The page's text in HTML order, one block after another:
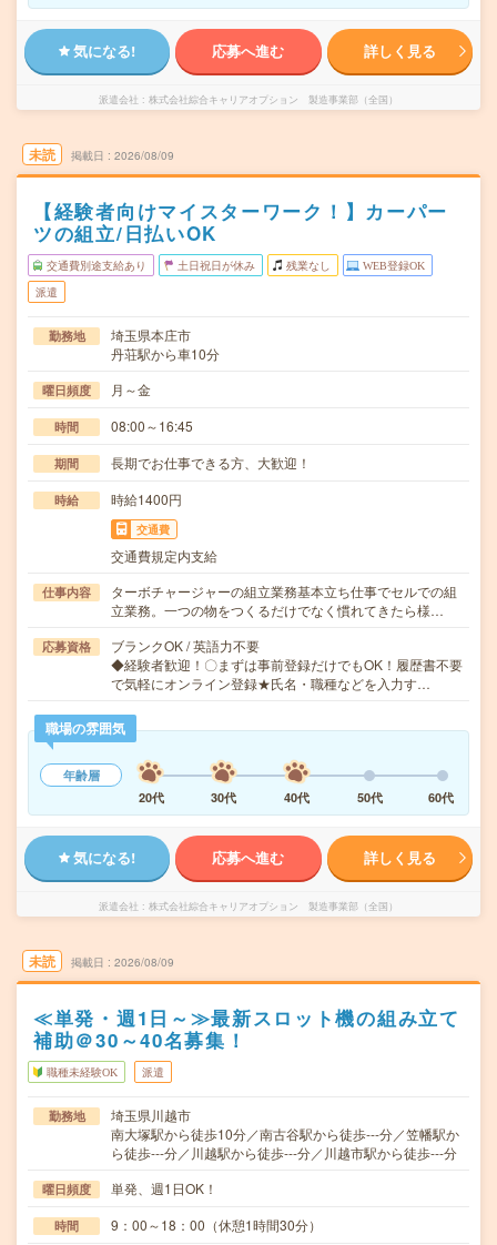
気になる! 応募へ進む 詳しく見る
派遣会社 株式会社綜合キャリアオプション 製造事業部（全国）
未読 掲載日 2026/08/09
【経験者向けマイスターワーク！】カーパー
ツの組立/日払いOK
交通費別途支給あり 土日祝日が休み 残業なし WEB登録OK
派遣
勤務地
埼玉県本庄市
丹荘駅から車10分
曜日頻度 月～金
時間 08:00～16:45
期間 長期でお仕事できる方、大歓迎！
時給 時給1400円
交通費
交通費規定内支給
仕事内容
ターボチャージャーの組立業務基本立ち仕事でセルでの組
立業務。一つの物をつくるだけでなく慣れてきたら様…
応募資格
ブランクOK / 英語力不要
◆経験者歓迎！〇まずは事前登録だけでもOK！履歴書不要
で気軽にオンライン登録★氏名・職種などを入力す…
職場の雰囲気
年齢層
20代
30代 40代 50代 60代
気になる! 応募へ進む 詳しく見る
派遣会社 株式会社綜合キャリアオプション 製造事業部（全国）
未読 掲載日 2026/08/09
≪単発・週1日～≫最新スロット機の組み立て
補助＠30～40名募集！
職種未経験OK 派遣
勤務地
埼玉県川越市
南大塚駅から徒歩10分／南古谷駅から徒歩---分／笠幡駅か
ら徒歩---分／川越駅から徒歩---分／川越市駅から徒歩---分
曜日頻度 単発、週1日OK！
時間 9：00～18：00（休憩1時間30分）